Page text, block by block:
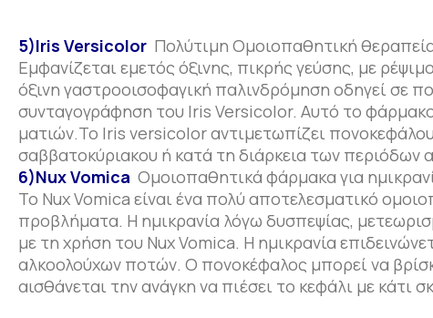
5)Iris Versicolor Πολύτιμη Ομοιοπαθητική
Εμφανίζεται εμετός όξινης, πικρής γεύσης, με
όξινη γαστροοισοφαγική παλινδρόμηση οδηγεί σε
συνταγογράφηση του Iris Versicolor. Αυτό το φάρμακο
ματιών.Το Iris versicolor αντιμετωπίζει
σαββατοκύριακου ή κατά τη διάρκεια των περιόδων
6)Nux Vomica Ομοιοπαθητικά φάρμακα για
Το Nux Vomica είναι ένα πολύ αποτελεσματικό
προβλήματα. Η ημικρανία λόγω δυσπεψίας,
με τη χρήση του Nux Vomica. Η ημικρανία
αλκοολούχων ποτών. Ο πονοκέφαλος μπορεί να
αισθάνεται την ανάγκη να πιέσει το κεφάλι με κάτι